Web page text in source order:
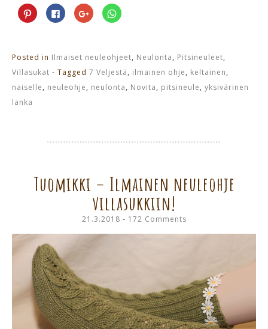
Jaa
Pinterest
palvelussa(Avautuu
Jaa
Facebookissa(Avautuu
uudessa
Jaa
Google+
palvelussa(Avautuu
Jaa
WhatsApp
Posted in Ilmaiset neuleohjeet, Neulonta, Pitsineuleet,
Villasukat - Tagged 7 Veljestä, ilmainen ohje, keltainen,
naiselle, neuleohje, neulonta, Novita, pitsineule, yksivärinen
lanka
Tuomikki – Ilmainen neuleohje
villasukkiin!
21.3.2018 172 Comments